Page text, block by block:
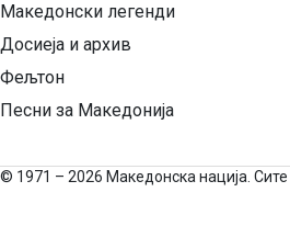
Македонски легенди
Досиеја и архив
Фељтон
Песни за Македонија
© 1971 – 2026 Македонска нација.